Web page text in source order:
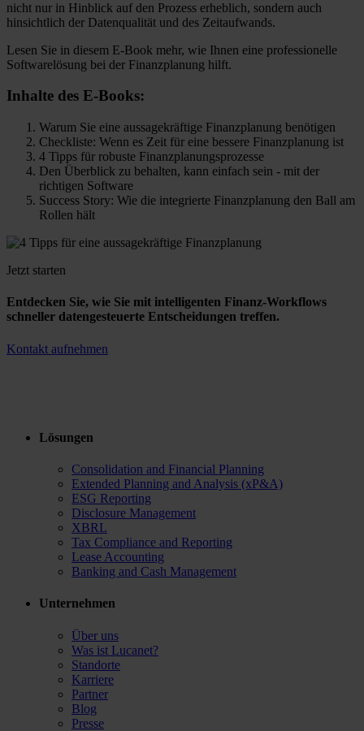
nicht nur in Hinblick auf den Prozess erheblich, sondern auch
hinsichtlich der Datenqualität und des Zeitaufwands.
Lesen Sie in diesem E-Book mehr, wie Ihnen eine professionelle
Softwarelösung bei der Finanzplanung hilft.
Inhalte des E-Books:
Warum Sie eine aussagekräftige Finanzplanung benötigen
Checkliste: Wenn es Zeit für eine bessere Finanzplanung ist
4 Tipps für robuste Finanzplanungsprozesse
Den Überblick zu behalten, kann einfach sein - mit der
richtigen Software
Success Story: Wie die integrierte Finanzplanung den Ball am
Rollen hält
Jetzt starten
Entdecken Sie, wie Sie mit intelligenten Finanz-Workflows
schneller datengesteuerte Entscheidungen treffen.
Kontakt aufnehmen
Lösungen
Consolidation and Financial Planning
Extended Planning and Analysis (xP&A)
ESG Reporting
Disclosure Management
XBRL
Tax Compliance and Reporting
Lease Accounting
Banking and Cash Management
Unternehmen
Über uns
Was ist Lucanet?
Standorte
Karriere
Partner
Blog
Presse